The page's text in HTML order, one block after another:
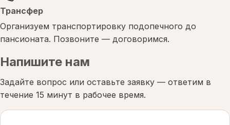
Трансфер
Организуем транспортировку подопечного до
пансионата. Позвоните — договоримся.
Напишите нам
Задайте вопрос или оставьте заявку — ответим в
течение 15 минут в рабочее время.